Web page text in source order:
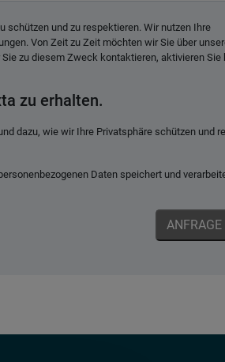
schützen und zu respektieren. Wir nutzen Ihre
Von Zeit zu Zeit möchten wir Sie über
zu diesem Zweck kontaktieren, aktivieren
zu erhalten.
dazu, wie wir Ihre Privatsphäre schützen und
Daten speichert und